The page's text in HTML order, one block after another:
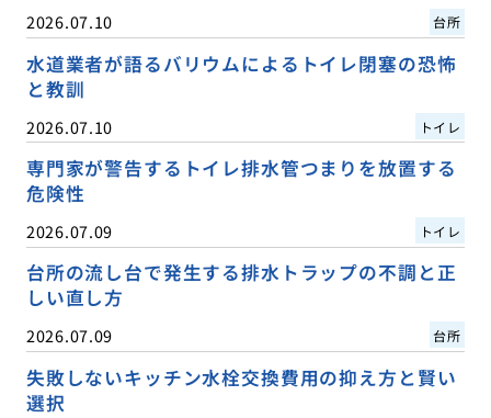
2026.07.10 台所
水道業者が語るバリウムによるトイレ閉塞の恐怖
と教訓
2026.07.10 トイレ
専門家が警告するトイレ排水管つまりを放置する
危険性
2026.07.09 トイレ
台所の流し台で発生する排水トラップの不調と正
しい直し方
2026.07.09 台所
失敗しないキッチン水栓交換費用の抑え方と賢い
選択